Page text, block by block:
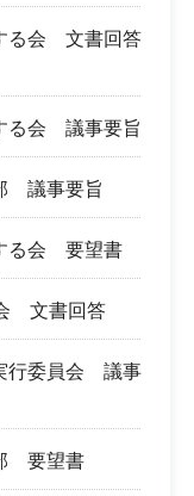
る会 文書回答
る会 議事要旨
議事要旨
る会 要望書
文書回答
行委員会 議事
要望書